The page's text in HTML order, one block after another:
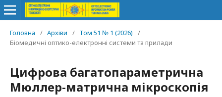
Головна / Архіви / Том 51 № 1 (2026)
/
Біомедичні оптико-електронні системи та прилади
Цифрова багатопараметрична
Мюллер-матрична мікроскопія